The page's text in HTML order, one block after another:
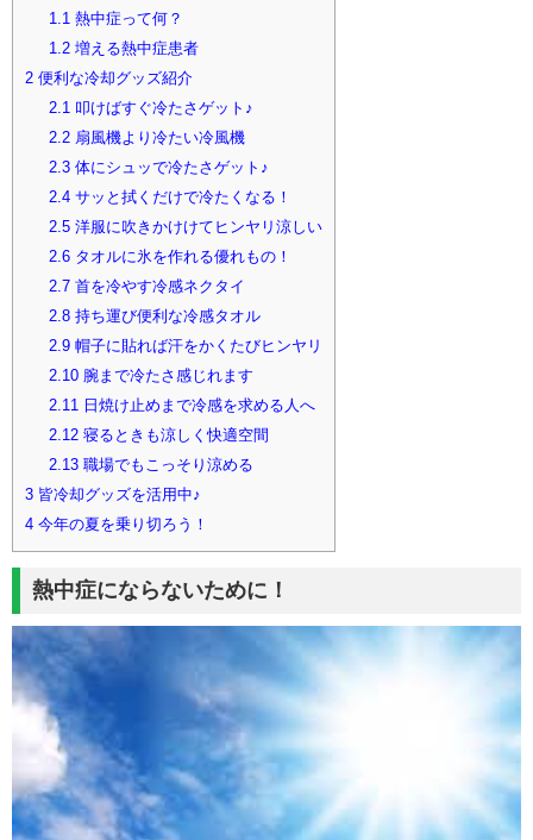
1.1熱中症って何？
1.2増える熱中症患者
2 便利な冷却グッズ紹介
2.1叩けばすぐ冷たさゲット♪
2.2扇風機より冷たい冷風機
2.3体にシュッで冷たさゲット♪
2.4サッと拭くだけで冷たくなる！
2.5洋服に吹きかけけてヒンヤリ涼しい
2.6タオルに氷を作れる優れもの！
2.7首を冷やす冷感ネクタイ
2.8持ち運び便利な冷感タオル
2.9帽子に貼れば汗をかくたびヒンヤリ
2.10腕まで冷たさ感じれます
2.11日焼け止めまで冷感を求める人へ
2.12寝るときも涼しく快適空間
2.13職場でもこっそり涼める
3 皆冷却グッズを活用中♪
4 今年の夏を乗り切ろう！
熱中症にならないために！